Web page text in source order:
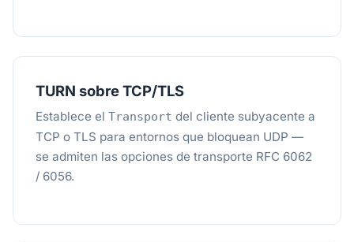
TURN sobre TCP/TLS
Establece el Transport del cliente subyacente a
TCP o TLS para entornos que bloquean UDP —
se admiten las opciones de transporte RFC 6062
/ 6056.